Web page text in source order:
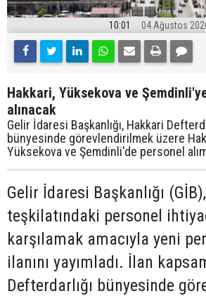
10:01 04 Ağustos
Hakkari, Yüksekova ve
alınacak
Gelir İdaresi Başkanlığı, Hakkari
bünyesinde görevlendirilmek üzere
Yüksekova ve Şemdinli'de personel
Gelir İdaresi Başkanlığı
teşkilatındaki personel
karşılamak amacıyla yeni
ilanını yayımladı. İlan
Defterdarlığı bünyesinde